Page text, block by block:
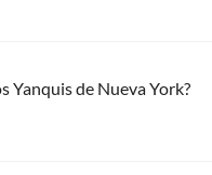
Yanquis de Nueva York?